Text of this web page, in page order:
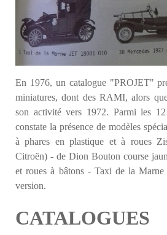
En 1976, un catalogue "PROJET"
miniatures, dont des RAMI, alors
son activité vers 1972. Parmi les 12
constate la présence de modèles
à phares en plastique et à roues
Citroën) - de Dion Bouton course
et roues à bâtons - Taxi de la
version.
CATALOGUES